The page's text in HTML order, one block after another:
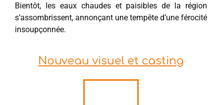
Bientôt, les eaux chaudes et paisibles de la région
s’assombrissent, annonçant une tempête d’une férocité
insoupçonnée.
Nouveau visuel et casting